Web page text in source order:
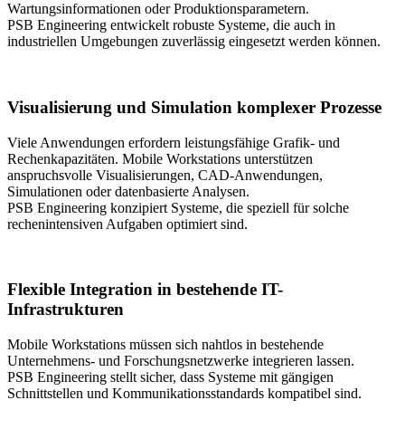
Wartungsinformationen oder Produktionsparametern.
PSB Engineering entwickelt robuste Systeme, die auch in
industriellen Umgebungen zuverlässig eingesetzt werden können.
Visualisierung und Simulation komplexer Prozesse
Viele Anwendungen erfordern leistungsfähige Grafik- und
Rechenkapazitäten. Mobile Workstations unterstützen
anspruchsvolle Visualisierungen, CAD-Anwendungen,
Simulationen oder datenbasierte Analysen.
PSB Engineering konzipiert Systeme, die speziell für solche
rechenintensiven Aufgaben optimiert sind.
Flexible Integration in bestehende IT-
Infrastrukturen
Mobile Workstations müssen sich nahtlos in bestehende
Unternehmens- und Forschungsnetzwerke integrieren lassen.
PSB Engineering stellt sicher, dass Systeme mit gängigen
Schnittstellen und Kommunikationsstandards kompatibel sind.